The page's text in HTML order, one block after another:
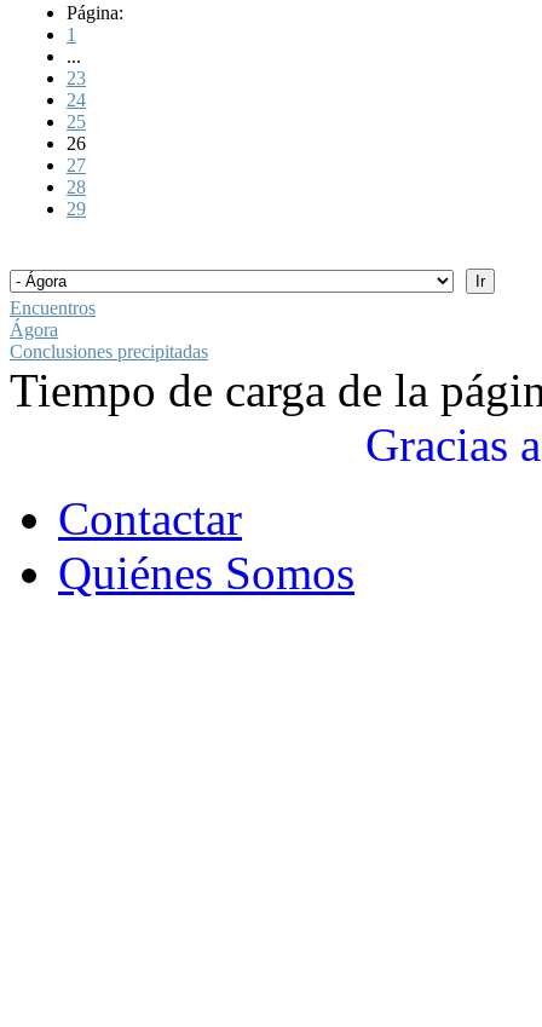
Página:
1
...
23
24
25
26
27
28
29
Encuentros
Ágora
Conclusiones precipitadas
Tiempo de carga de la
Gracias a
Contactar
Quiénes Somos